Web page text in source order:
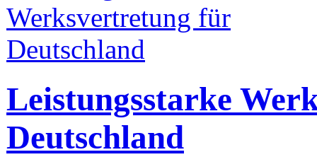
Leistungsstarke
Deutschland